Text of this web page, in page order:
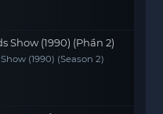
Show (1990) (Phần 2)
(1990) (Season 2)